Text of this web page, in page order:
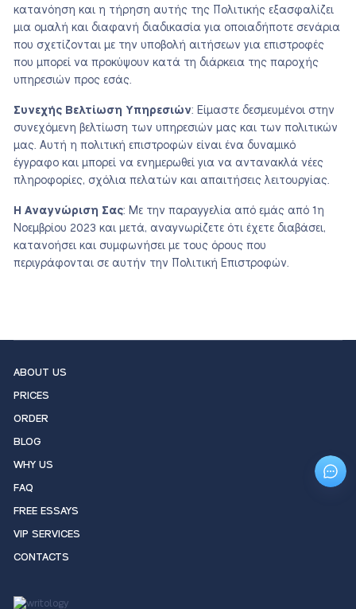
κατανόηση και η τήρηση αυτής της Πολιτικής εξασφαλίζει
μια ομαλή και διαφανή διαδικασία για οποιαδήποτε σενάρια
που σχετίζονται με την υποβολή αιτήσεων για επιστροφές
που μπορεί να προκύψουν κατά τη διάρκεια της παροχής
υπηρεσιών προς εσάς.
Συνεχής Βελτίωση Υπηρεσιών: Είμαστε δεσμευμένοι στην
συνεχόμενη βελτίωση των υπηρεσιών μας και των πολιτικών
μας. Αυτή η πολιτική επιστροφών είναι ένα δυναμικό
έγγραφο και μπορεί να ενημερωθεί για να αντανακλά νέες
πληροφορίες, σχόλια πελατών και απαιτήσεις λειτουργίας.
Η Αναγνώριση Σας: Με την παραγγελία από εμάς από 1η
Νοεμβρίου 2023 και μετά, αναγνωρίζετε ότι έχετε διαβάσει,
κατανοήσει και συμφωνήσει με τους όρους που
περιγράφονται σε αυτήν την Πολιτική Επιστροφών.
ABOUT US
PRICES
ORDER
BLOG
WHY US
FAQ
FREE ESSAYS
VIP SERVICES
CONTACTS